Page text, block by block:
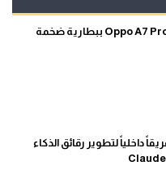
إطلاق هاتف Oppo A7 Pro Max ببطارية ضخمة
داخلياً لتطوير رقائق الذكاء